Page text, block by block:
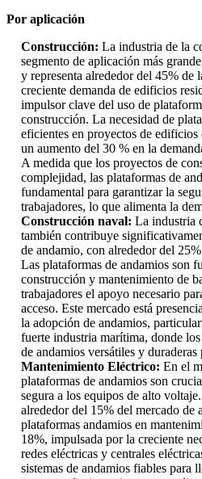
Por aplicación
Construcción: La industria de la
segmento de aplicación más
y representa alrededor del 45% de
creciente demanda de edificios
impulsor clave del uso de
construcción. La necesidad de
eficientes en proyectos de
un aumento del 30 % en la
A medida que los proyectos de
complejidad, las plataformas de
fundamental para garantizar la
trabajadores, lo que alimenta la
Construcción naval: La industria
también contribuye
de andamio, con alrededor del
Las plataformas de andamios son
construcción y mantenimiento de
trabajadores el apoyo necesario
acceso. Este mercado está
la adopción de andamios,
fuerte industria marítima, donde
de andamios versátiles y duraderas
Mantenimiento Eléctrico: En el
plataformas de andamios son
segura a los equipos de alto
alrededor del 15% del mercado de
plataformas andamios en
18%, impulsada por la creciente
redes eléctricas y centrales
sistemas de andamios fiables para